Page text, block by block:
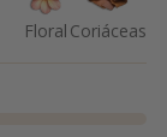
Floral Coriáceas